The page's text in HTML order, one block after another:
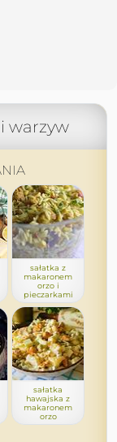
warzyw
sałatka z
makaronem
orzo i
pieczarkami
sałatka
hawajska z
makaronem
orzo